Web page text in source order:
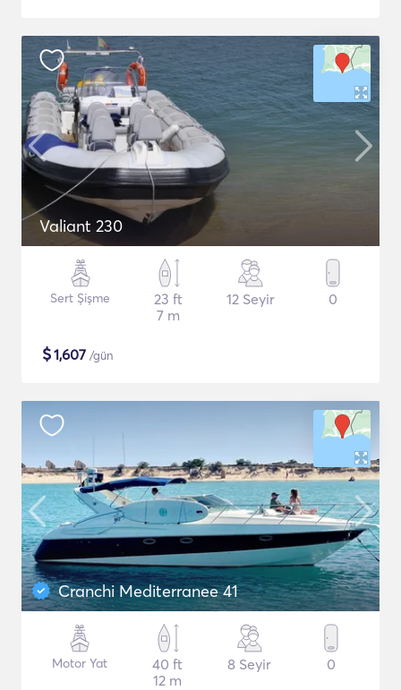
Valiant 230
Sert Şişme
23 ft
7 m
12 Seyir 0
$1,607 /gün
Cranchi Mediterranee 41
Motor Yat
40 ft
12 m
8 Seyir 0